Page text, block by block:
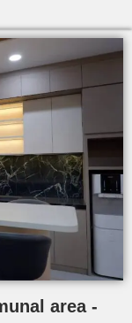
area -